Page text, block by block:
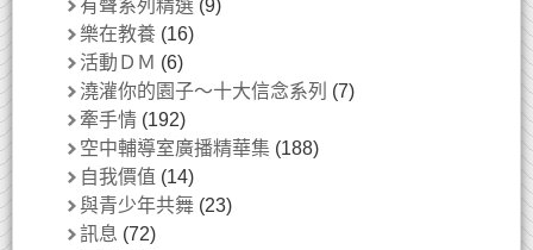
有聲系列精選 (9)
樂在教養 (16)
活動ＤＭ (6)
澆灌你的園子～十大信念系列 (7)
牽手情 (192)
空中輔導室廣播精華集 (188)
自我價值 (14)
與青少年共舞 (23)
訊息 (72)